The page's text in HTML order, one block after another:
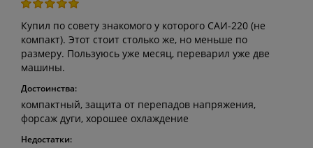
Купил по совету знакомого у которого САИ-220 (не
компакт). Этот стоит столько же, но меньше по
размеру. Пользуюсь уже месяц, переварил уже две
машины.
Достоинства:
компактный, защита от перепадов напряжения,
форсаж дуги, хорошее охлаждение
Недостатки: